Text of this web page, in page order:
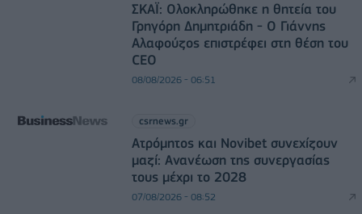
ΣΚΑΪ: Ολοκληρώθηκε η θητεία του
Γρηγόρη Δημητριάδη - Ο Γιάννης
Αλαφούζος επιστρέφει στη θέση του
CEO
08/08/2026 - 06:51
csrnews.gr
Ατρόμητος και Novibet συνεχίζουν
μαζί: Ανανέωση της συνεργασίας
τους μέχρι το 2028
07/08/2026 - 08:52